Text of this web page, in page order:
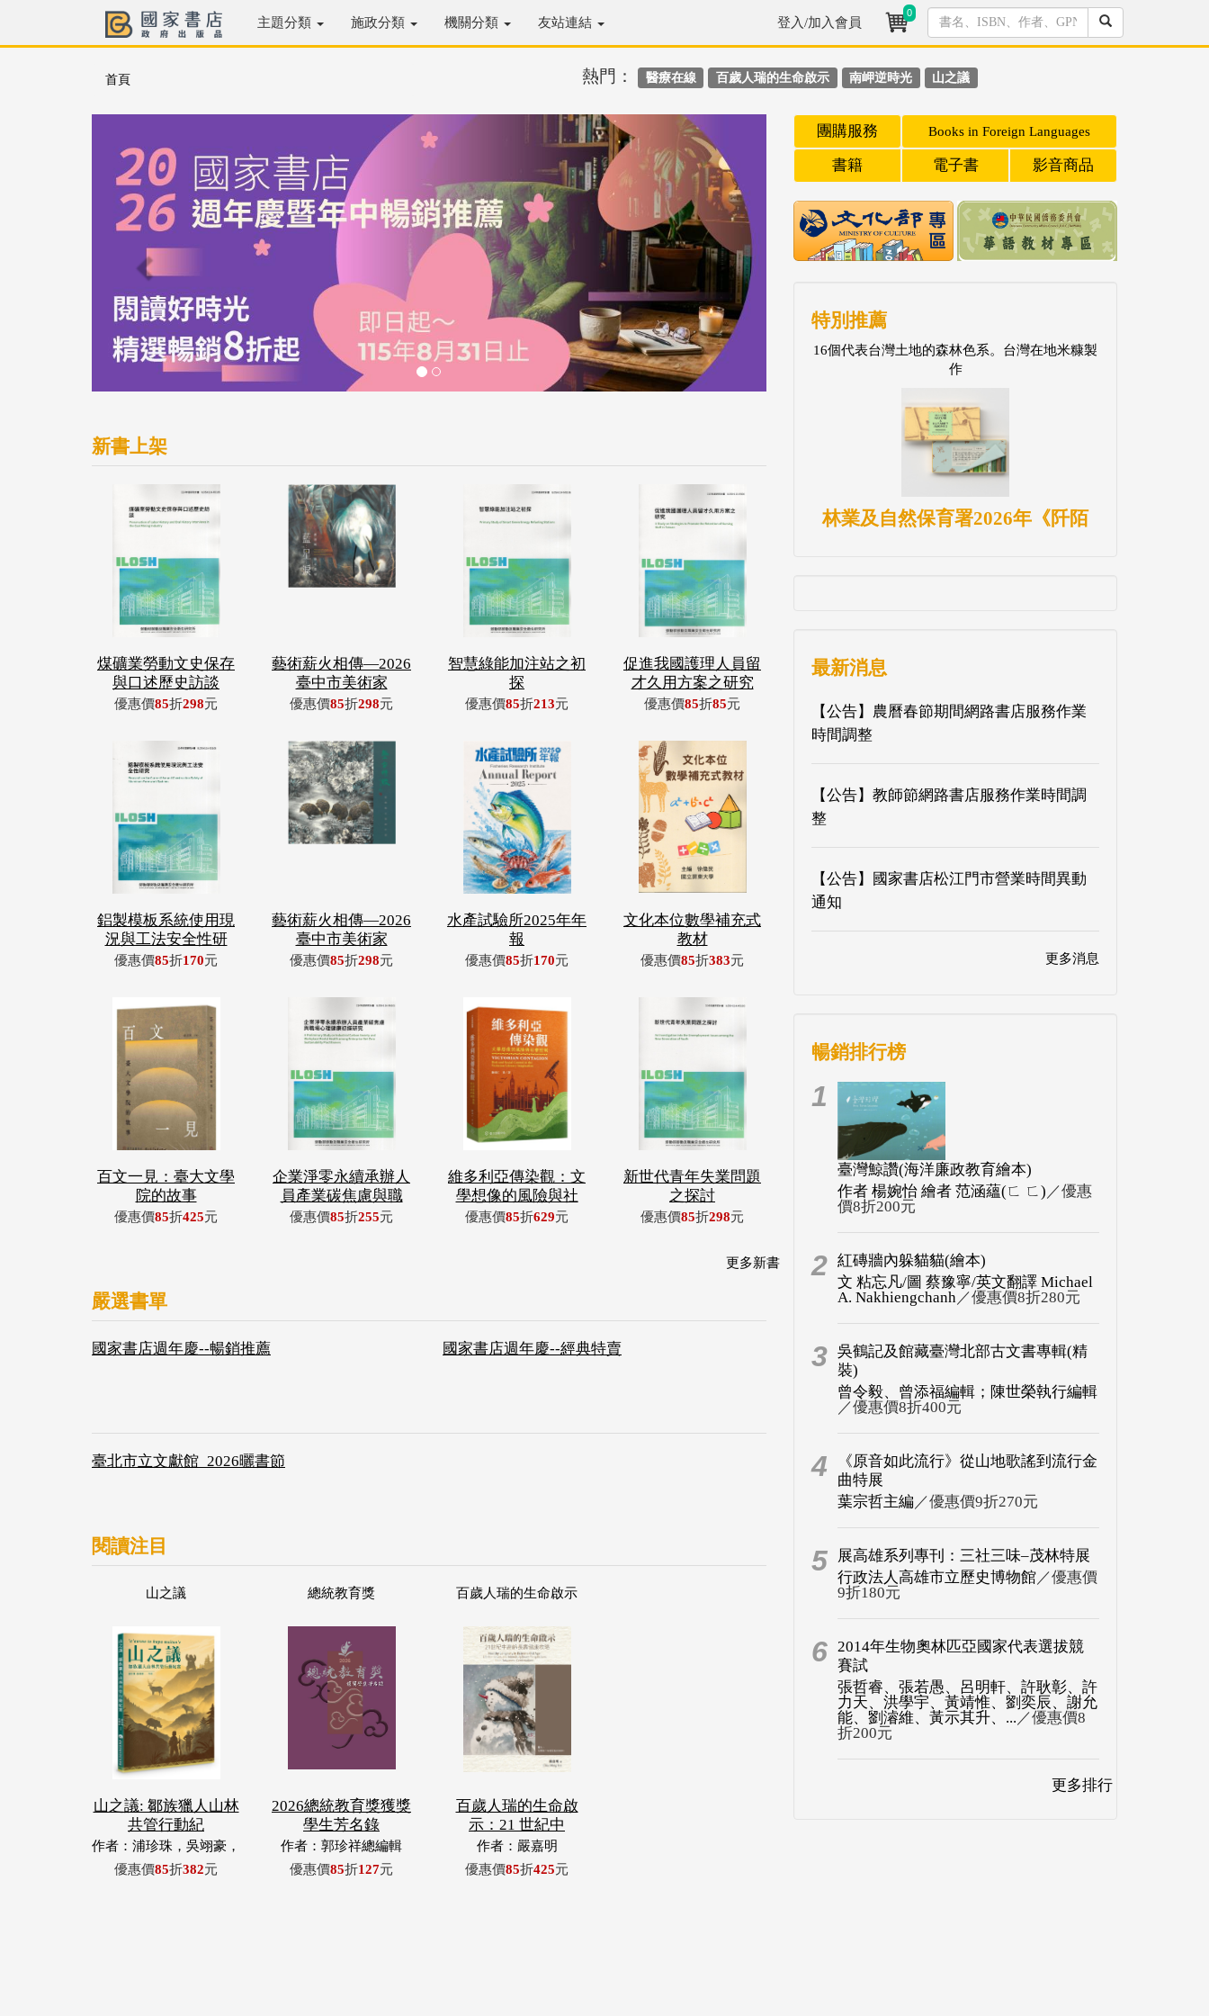
主題分類 施政分類 機關分類 友站連結 登入/加入會員
0
首頁 熱門： 醫療在線 百歲人瑞的生命啟示 南岬逆時光 山之議
新書上架
煤礦業勞動文史保存
與口述歷史訪談
優惠價85折298元
藝術薪火相傳—2026
臺中市美術家
優惠價85折298元
智慧綠能加注站之初
探
優惠價85折213元
促進我國護理人員留
才久用方案之研究
優惠價85折85元
鋁製模板系統使用現
況與工法安全性研
優惠價85折170元
藝術薪火相傳—2026
臺中市美術家
優惠價85折298元
水產試驗所2025年年
報
優惠價85折170元
文化本位數學補充式
教材
優惠價85折383元
百文一見：臺大文學
院的故事
優惠價85折425元
企業淨零永續承辦人
員產業碳焦慮與職
優惠價85折255元
維多利亞傳染觀：文
學想像的風險與社
優惠價85折629元
新世代青年失業問題
之探討
優惠價85折298元
更多新書
嚴選書單
國家書店週年慶--暢銷推薦 國家書店週年慶--經典特賣
臺北市立文獻館_2026曬書節
閱讀注目
山之議
山之議: 鄒族獵人山林
共管行動紀
作者：浦珍珠，吳翊豪，
呂翊齊，張惠東，許玉
優惠價85折382元
總統教育獎
2026總統教育獎獲獎
學生芳名錄
作者：郭珍祥總編輯
優惠價85折127元
百歲人瑞的生命啟示
百歲人瑞的生命啟
示：21 世紀中
作者：嚴嘉明
優惠價85折425元
團購服務 Books in Foreign Languages
書籍 電子書 影音商品
特別推薦
16個代表台灣土地的森林色系。台灣在地米糠製
作
林業及自然保育署2026年《阡陌
最新消息
【公告】農曆春節期間網路書店服務作業
時間調整
【公告】教師節網路書店服務作業時間調
整
【公告】國家書店松江門市營業時間異動
通知
更多消息
暢銷排行榜
1
臺灣鯨讚(海洋廉政教育繪本)
作者 楊婉怡 繪者 范涵蘊(ㄈ ㄈ) ／優惠
價8折200元
2 紅磚牆內躲貓貓(繪本)
文 粘忘凡/圖 蔡豫寧/英文翻譯 Michael
A. Nakhiengchanh／優惠價8折280元
3 吳鶴記及館藏臺灣北部古文書專輯(精
裝)
曾令毅、曾添福編輯；陳世榮執行編輯
／優惠價8折400元
4
《原音如此流行》從山地歌謠到流行金
曲特展
葉宗哲主編 ／優惠價9折270元
5
展高雄系列專刊：三社三味–茂林特展
行政法人高雄市立歷史博物館／優惠價
9折180元
6 2014年生物奧林匹亞國家代表選拔競
賽試
張哲睿、張若愚、呂明軒、許耿彰、許
力天、洪學宇、黃靖惟、劉奕辰、謝允
能、劉濬維、黃示其升、... ／優惠價8
折200元
更多排行